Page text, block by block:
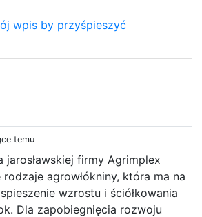
temu
jarosławskiej firmy Agrimplex
agrowłókniny, która ma na
wzrostu i ściółkowania
Dla zapobiegnięcia rozwoju
wpis by przyśpieszyć